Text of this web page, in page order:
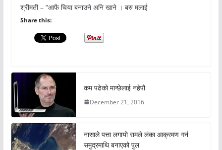
श्रीमती – “आफै चिया बनाउने अनि खाने । बरु मलाई
Share this:
कम पढेको मान्छेलाई नहेपौ
December 21, 2016
नासाले पत्ता लगायो रामले लंका आक्रमण गर्न
समुद्रमाथि बनाएको पुल